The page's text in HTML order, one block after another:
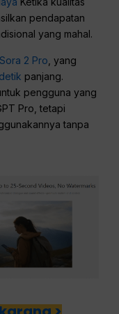
pendapatan
yang mahal.
2 Pro , yang
panjang.
pengguna yang
Pro, tetapi
tanpa